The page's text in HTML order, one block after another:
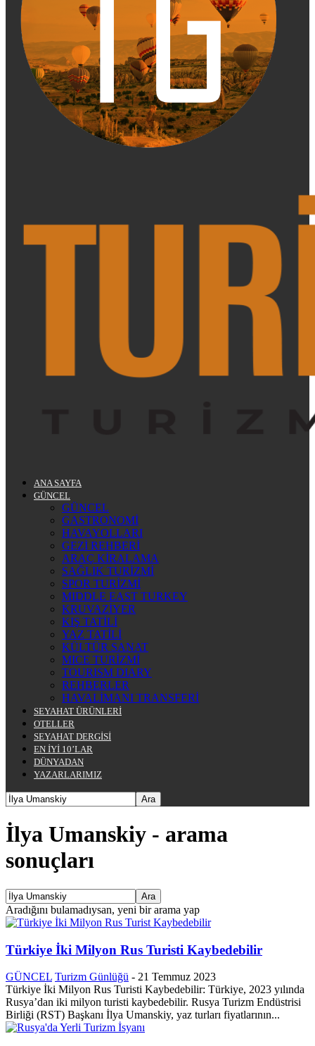
ANA SAYFA
GÜNCEL
GÜNCEL
GASTRONOMİ
HAVAYOLLARI
GEZİ REHBERİ
ARAÇ KİRALAMA
SAĞLIK TURİZMİ
SPOR TURİZMİ
MIDDLE EAST TURKEY
KRUVAZİYER
KIŞ TATİLİ
YAZ TATİLİ
KÜLTÜR SANAT
MICE TURİZMİ
TOURISM DIARY
REHBERLER
HAVALİMANI TRANSFERİ
SEYAHAT ÜRÜNLERİ
OTELLER
SEYAHAT DERGİSİ
EN İYİ 10’LAR
DÜNYADAN
YAZARLARIMIZ
İlya Umanskiy - arama
sonuçları
Aradığını bulamadıysan, yeni bir arama yap
Türkiye İki Milyon Rus Turisti Kaybedebilir
GÜNCEL Turizm Günlüğü - 21 Temmuz 2023
Türkiye İki Milyon Rus Turisti Kaybedebilir: Türkiye, 2023 yılında
Rusya’dan iki milyon turisti kaybedebilir. Rusya Turizm Endüstrisi
Birliği (RST) Başkanı İlya Umanskiy, yaz turları fiyatlarının...